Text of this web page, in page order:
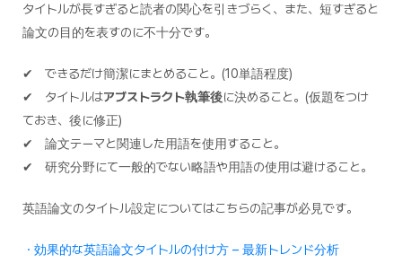
タイトルが長すぎると読者の関心を引きづらく、また、短すぎると
論文の目的を表すのに不十分です。
✔ できるだけ簡潔にまとめること。(10単語程度)
✔ タイトルはアブストラクト執筆後に決めること。(仮題をつけ
ておき、後に修正)
✔ 論文テーマと関連した用語を使用すること。
✔ 研究分野にて一般的でない略語や用語の使用は避けること。
英語論文のタイトル設定についてはこちらの記事が必見です。
・効果的な英語論文タイトルの付け方 – 最新トレンド分析